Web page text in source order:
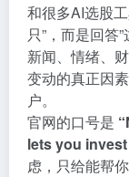
和很多AI选股
只”，而是回答
新闻、情绪、
变动的真正因
户。
官网的口号是
lets you
虑，只给能帮